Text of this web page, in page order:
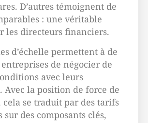
D’autres témoignent de
: une véritable
les directeurs financiers.
d’échelle permettent à de
de négocier de
avec leurs
Avec la position de force de
cela se traduit par des tarifs
des composants clés,